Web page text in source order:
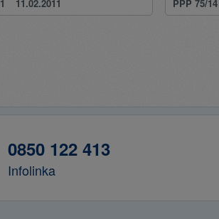
11.02.2011 PPP 75/14
0850 122 413
Infolinka